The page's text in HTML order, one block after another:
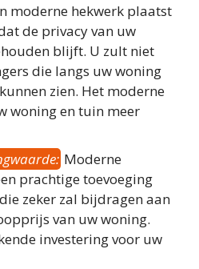
moderne hekwerk plaatst
de privacy van uw
blijft. U zult niet
die langs uw woning
zien. Het moderne
woning en tuin meer
Moderne
prachtige toevoeging
zeker zal bijdragen aan
van uw woning.
investering voor uw